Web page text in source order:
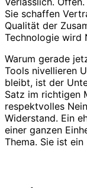
Sie schaffen
Qualität der
Technologie wird
Warum gerade
Tools nivellieren
bleibt, ist der
Satz im richtigen
respektvolles
Widerstand. Ein
einer ganzen
Thema. Sie ist